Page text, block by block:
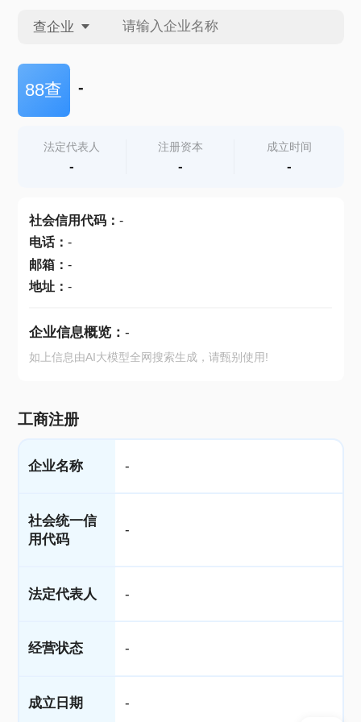
查企业
查企业
查产地
88查 -
法定代表人
-
注册资本
-
成立时间
-
社会信用代码： -
电话： -
邮箱： -
地址： -
企业信息概览： -
如上信息由AI大模型全网搜索生成，请甄别使用!
工商注册
企业名称 -
社会统一信
用代码
-
法定代表人 -
经营状态 -
成立日期 -